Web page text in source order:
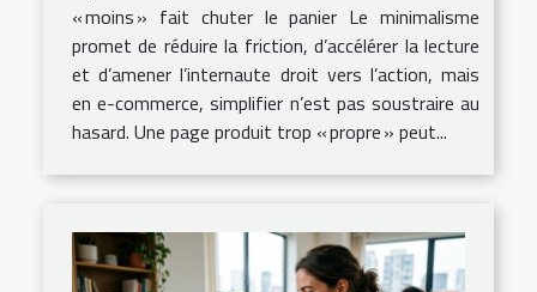
« moins » fait chuter le panier Le minimalisme
promet de réduire la friction, d’accélérer la lecture
et d’amener l’internaute droit vers l’action, mais
en e-commerce, simplifier n’est pas soustraire au
hasard. Une page produit trop « propre » peut...